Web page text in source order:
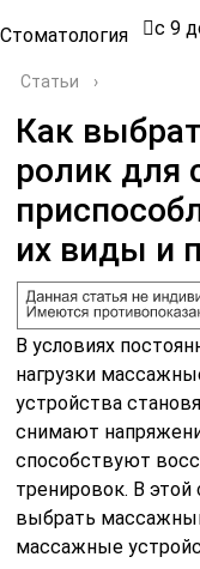
Стоматология с 9
Статьи ›
Как
ролик для
их виды и
В условиях
нагрузки
устройства
снимают
способствуют
тренировок. В
выбрать
массажные